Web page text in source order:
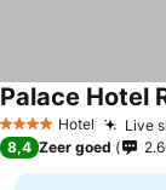
4 SterrenHotel Live
Palace Hotel
8,4 Zeer goed